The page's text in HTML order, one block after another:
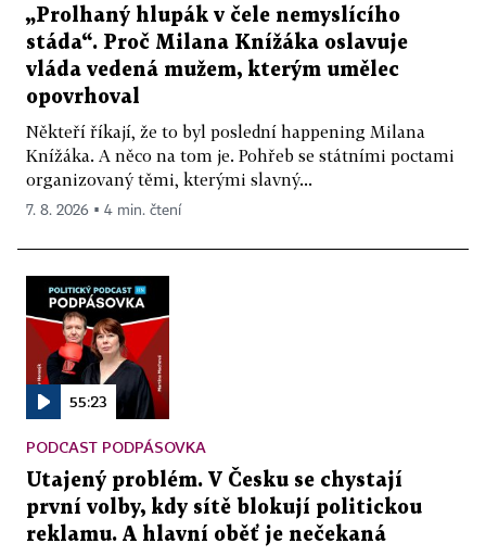
„Prolhaný hlupák v čele nemyslícího
stáda“. Proč Milana Knížáka oslavuje
vláda vedená mužem, kterým umělec
opovrhoval
Někteří říkají, že to byl poslední happening Milana
Knížáka. A něco na tom je. Pohřeb se státními poctami
organizovaný těmi, kterými slavný...
7. 8. 2026 ▪ 4 min. čtení
55:23
PODCAST PODPÁSOVKA
Utajený problém. V Česku se chystají
první volby, kdy sítě blokují politickou
reklamu. A hlavní oběť je nečekaná